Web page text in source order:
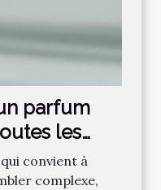
parfum
les
convient à
complexe,